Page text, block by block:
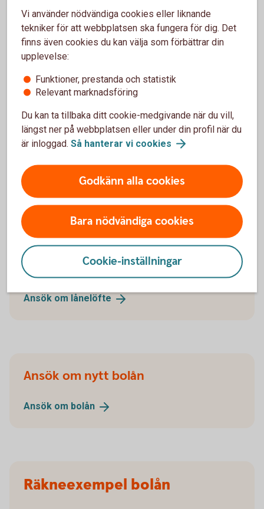
Är du 18–35 år och ska köpa din första bostad?
Grattis! Du får ett riktigt bra bolån med pressad ränta
– och massor av andra fördelar som kan göra starten
enklare.
Bostartspaket
Räkna på bolån
Räkna på
Ansök om lånelöfte
Ansök om lånelöfte
Ansök om nytt bolån
Ansök om bolån
Räkneexempel bolån
Vi använder nödvändiga cookies eller liknande
tekniker för att webbplatsen ska fungera för dig. Det
finns även cookies du kan välja som förbättrar din
upplevelse:
Funktioner, prestanda och statistik
Relevant marknadsföring
Du kan ta tillbaka ditt cookie-medgivande när du vill,
längst ner på webbplatsen eller under din profil när du
är inloggad. Så hanterar vi cookies
Godkänn alla cookies
Bara nödvändiga cookies
Cookie-inställningar